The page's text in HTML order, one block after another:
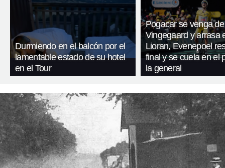
Durmiendo en el balcón por el
lamentable estado de su hotel
en el Tour
Pogacar se venga de
Vingegaard y arrasa
Lioran, Evenepoel
final y se cuela en el
la general